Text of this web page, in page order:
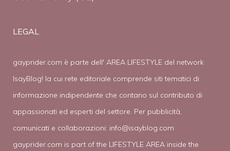
LEGAL
gayprider.com è parte dell' AREA LIFESTYLE del network
IsayBlog! la cui rete editoriale comprende siti tematici di
informazione indipendente che contano sul contributo di
appassionati ed esperti del settore. Per pubblicità,
comunicati e collaborazioni: info@isayblog.com
gayprider.com is part of the LIFESTYLE AREA inside the